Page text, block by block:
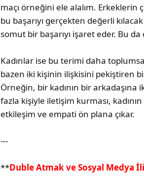
maçı örneğini ele alalım.
bu başarıyı gerçekten değerli
somut bir başarıyı işaret eder. Bu
Kadınlar ise bu terimi daha
bazen iki kişinin ilişkisini pekiştiren
Örneğin, bir kadının bir arkadaşına
fazla kişiyle iletişim kurması,
etkileşim ve empati ön plana çıkar.
---
**Duble Atmak ve Sosyal Medya